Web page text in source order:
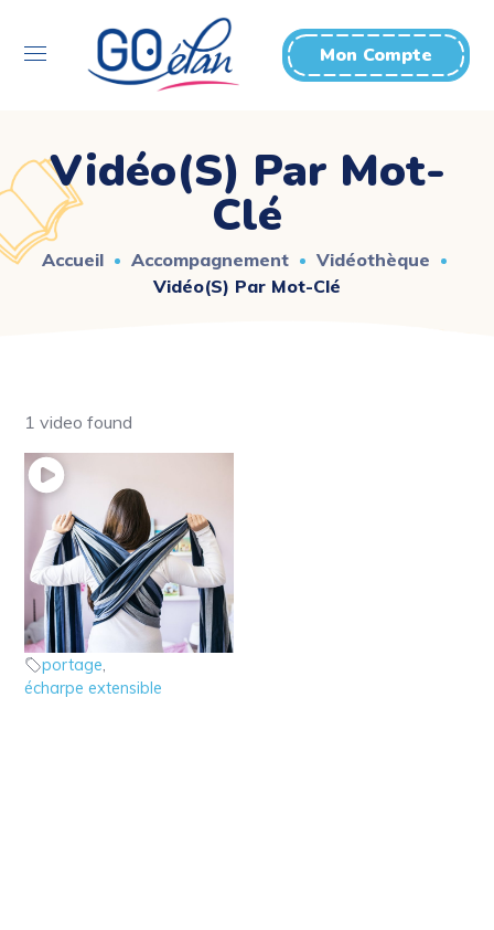
Mon Compte
Vidéo(s) Par Mot-
Clé
Accueil Accompagnement
Vidéothèque
Vidéo(s) Par Mot-Clé
1 video found
4 – Le portage en
écharpe extensible
Porter bébé
portage,
écharpe extensible